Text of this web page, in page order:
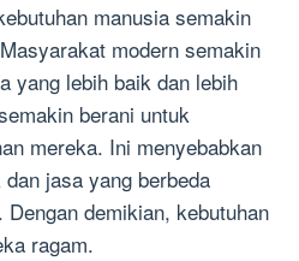
manusia semakin
modern semakin
yang lebih baik dan lebih
berani untuk
mereka. Ini menyebabkan
jasa yang berbeda
demikian, kebutuhan
ragam.